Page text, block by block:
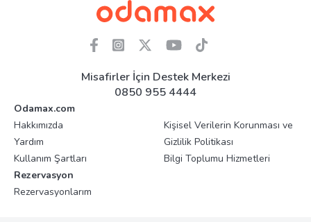
Misafirler İçin Destek Merkezi
0850 955 4444
Odamax.com
Hakkımızda
Yardım
Kullanım Şartları
Kişisel Verilerin Korunması ve
Gizlilik Politikası
Bilgi Toplumu Hizmetleri
Rezervasyon
Rezervasyonlarım